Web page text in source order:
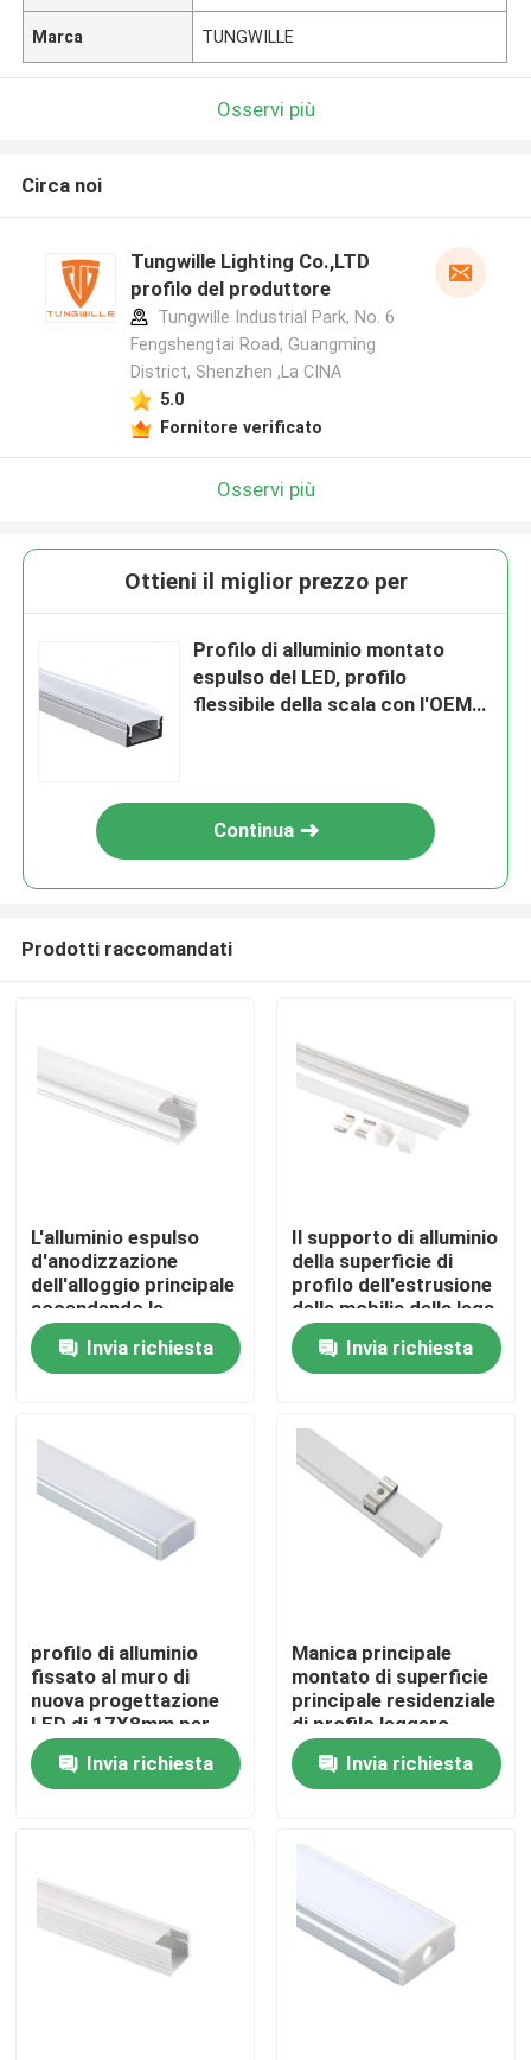
Casa
Prodotti
Circa noi
Controllo di qualità
Contattici
Profilo montato di superficie del LED
Profili messi del LED
Marca TUNGWILLE
Osservi più
Circa noi
Tungwille Lighting Co.,LTD
profilo del produttore
Tungwille Industrial Park, No. 6
Fengshengtai Road, Guangming
District, Shenzhen ,La CINA
5.0
Fornitore verificato
Osservi più
Ottieni il miglior prezzo per
Profilo di alluminio montato
espulso del LED, profilo
flessibile della scala con l'OEM
Continua
Prodotti raccomandati
L'alluminio espulso
d'anodizzazione
dell'alloggio principale
accendendo la
superficie di profilo ha
montatoInvia richiesta
Il supporto di alluminio
della superficie di
profilo dell'estrusione
della mobilia della lega
del dissipatore di
calore ha condotto la
luce lineare
Invia richiesta
profilo di alluminio
fissato al muro di
nuova progettazione
LED di 17X8mm per
illuminazione della
cucinaInvia richiesta
Manica principale
montato di superficie
principale residenziale
di profilo leggero
lineare di 17x15mm
Invia richiesta